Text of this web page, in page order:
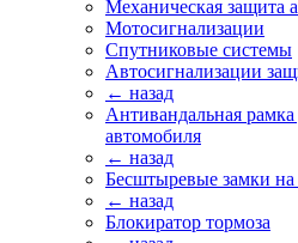
Механическая защита
Мотосигнализации
Спутниковые системы
Автосигнализации
← назад
Антивандальная
автомобиля
← назад
Бесштыревые замки на
← назад
Блокиратор тормоза